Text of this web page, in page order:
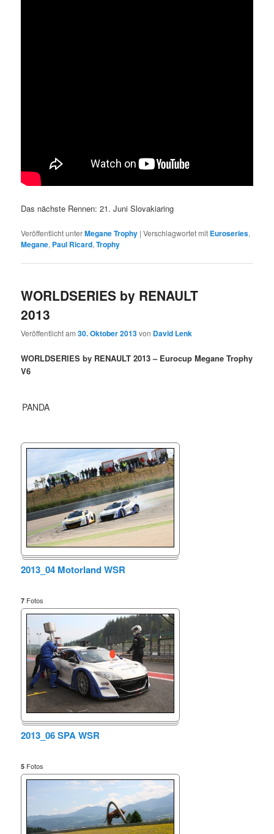
Das nächste Rennen: 21. Juni Slovakiaring
Veröffentlicht unterMegane Trophy |Verschlagwortet mit Euroseries,
Megane, Paul Ricard,Trophy
WORLDSERIES by RENAULT
2013
Veröffentlicht am30. Oktober 2013von David Lenk
WORLDSERIES by RENAULT 2013 – Eurocup Megane Trophy
V6
PANDA
2013_04 Motorland WSR
7 Fotos
2013_06 SPA WSR
5 Fotos